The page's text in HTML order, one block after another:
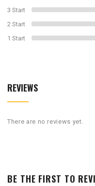
3 Start
2 Start
1 Start
REVIEWS
There are no reviews yet.
BE THE FIRST TO